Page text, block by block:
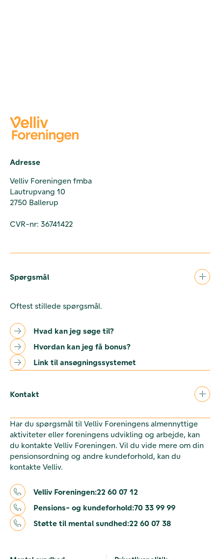
Adresse
Velliv Foreningen fmba
Lautrupvang 10
2750 Ballerup
CVR-nr: 36741422
Spørgsmål
Oftest stillede spørgsmål.
Hvad kan jeg søge til?
Hvordan kan jeg få bonus?
Link til ansøgningssystemet
Kontakt
Har du spørgsmål til Velliv Foreningens almennyttige
aktiviteter eller foreningens udvikling og arbejde, kan
du kontakte Velliv Foreningen. Vil du vide mere om din
pensionsordning og andre kundeforhold, kan du
kontakte Velliv.
Velliv Foreningen:22 60 07 12
Pensions- og kundeforhold:70 33 99 99
Støtte til mental sundhed:22 60 07 38